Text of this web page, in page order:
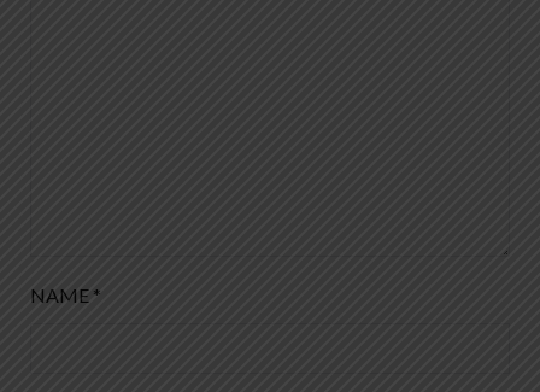
NAME *